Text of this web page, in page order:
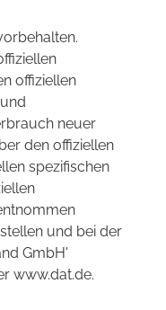
offiziellen
neuer
den offiziellen
spezifischen
und bei der
GmbH'
www.dat.de.